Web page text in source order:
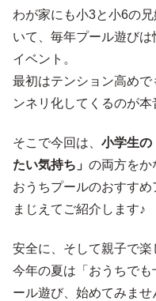
わが家にも小3と小6の
いて、毎年プール遊びは
イベント。
最初はテンション高め
ンネリ化してくるのが本
そこで今回は、 小学生の
たい気持ち」 の両方をか
おうちプールのおすす
まじえてご紹介します♪
安全に、そして親子で楽
今年の夏は「おうちで
ール遊び、始めてみませ